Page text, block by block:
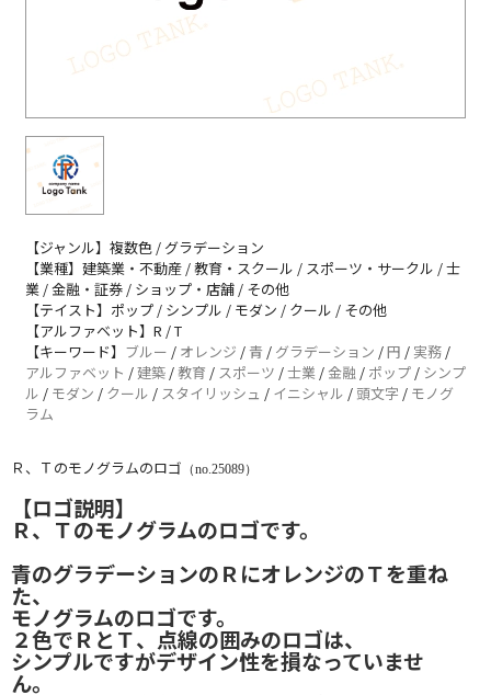
【ジャンル】複数色 / グラデーション
【業種】建築業・不動産 / 教育・スクール / スポーツ・サークル / 士
業 / 金融・証券 / ショップ・店舗 / その他
【テイスト】ポップ / シンプル / モダン / クール / その他
【アルファベット】R / T
【キーワード】 ブルー / オレンジ / 青 / グラデーション /円 / 実務 /
アルファベット /建築 / 教育 / スポーツ /士業 / 金融 / ポップ / シンプ
ル / モダン / クール / スタイリッシュ / イニシャル / 頭文字 / モノグ
ラム
Ｒ、Ｔのモノグラムのロゴ （no.25089）
【ロゴ説明】
Ｒ、Ｔのモノグラムのロゴです。
青のグラデーションのＲにオレンジのＴを重ね
た、
モノグラムのロゴです。
２色でＲとＴ、点線の囲みのロゴは、
シンプルですがデザイン性を損なっていませ
ん。